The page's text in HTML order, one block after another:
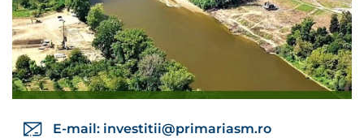
E-mail: investitii@primariasm.ro